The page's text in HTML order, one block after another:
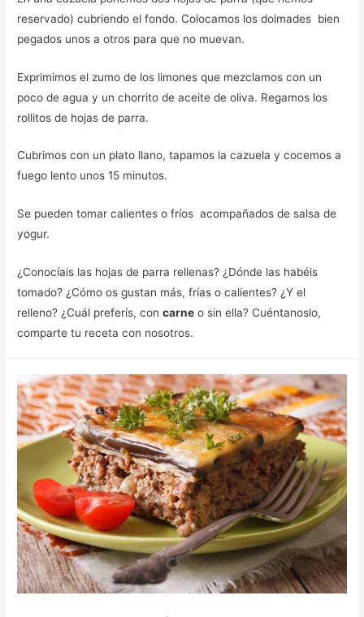
reservado) cubriendo el fondo. Colocamos los dolmades bien
pegados unos a otros para que no muevan.
Exprimimos el zumo de los limones que mezclamos con un
poco de agua y un chorrito de aceite de oliva. Regamos los
rollitos de hojas de parra.
Cubrimos con un plato llano, tapamos la cazuela y cocemos a
fuego lento unos 15 minutos.
Se pueden tomar calientes o fríos acompañados de salsa de
yogur.
¿Conocíais las hojas de parra rellenas? ¿Dónde las habéis
tomado? ¿Cómo os gustan más, frías o calientes? ¿Y el
relleno? ¿Cuál preferís, concarne o sin ella? Cuéntanoslo,
comparte tu receta con nosotros.